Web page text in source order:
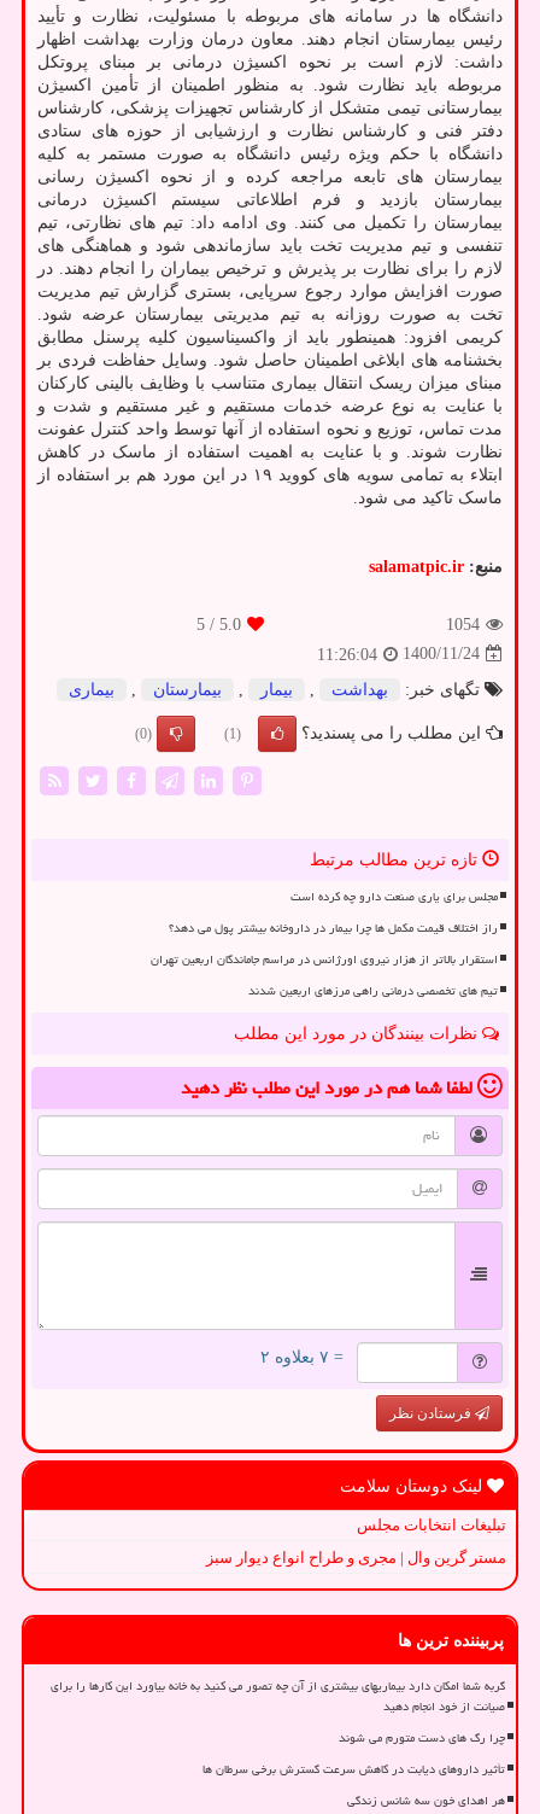
دانشگاه ها در سامانه های مربوطه با مسئولیت، نظارت و تأیید
رئیس بیمارستان انجام دهند. معاون درمان وزارت بهداشت اظهار
داشت: لازم است بر نحوه اکسیژن درمانی بر مبنای پروتکل
مربوطه باید نظارت شود. به منظور اطمینان از تأمین اکسیژن
بیمارستانی تیمی متشکل از کارشناس تجهیزات پزشکی، کارشناس
دفتر فنی و کارشناس نظارت و ارزشیابی از حوزه های ستادی
دانشگاه با حکم ویژه رئیس دانشگاه به صورت مستمر به کلیه
بیمارستان های تابعه مراجعه کرده و از نحوه اکسیژن رسانی
بیمارستان بازدید و فرم اطلاعاتی سیستم اکسیژن درمانی
بیمارستان را تکمیل می کنند. وی ادامه داد: تیم های نظارتی، تیم
تنفسی و تیم مدیریت تخت باید سازماندهی شود و هماهنگی های
لازم را برای نظارت بر پذیرش و ترخیص بیماران را انجام دهند. در
صورت افزایش موارد رجوع سرپایی، بستری گزارش تیم مدیریت
تخت به صورت روزانه به تیم مدیریتی بیمارستان عرضه شود.
کریمی افزود: همینطور باید از واکسیناسیون کلیه پرسنل مطابق
بخشنامه های ابلاغی اطمینان حاصل شود. وسایل حفاظت فردی بر
مبنای میزان ریسک انتقال بیماری متناسب با وظایف بالینی کارکنان
با عنایت به نوع عرضه خدمات مستقیم و غیر مستقیم و شدت و
مدت تماس، توزیع و نحوه استفاده از آنها توسط واحد کنترل عفونت
نظارت شوند. و با عنایت به اهمیت استفاده از ماسک در کاهش
ابتلاﺀ به تمامی سویه های کووید ۱۹ در این مورد هم بر استفاده از
ماسک تاکید می شود.
منبع: salamatpic.ir
1054
5.0
/ 5
1400/11/24
11:26:04
تگهای خبر:
بهداشت بیمار بیمارستان بیماری
این مطلب را می پسندید؟ (1)
(0)
تازه ترین مطالب مرتبط
مجلس برای یاری صنعت دارو چه کرده است
راز اختلاف قیمت مکمل ها چرا بیمار در داروخانه بیشتر پول می دهد؟
استقرار بالاتر از هزار نیروی اورژانس در مراسم جاماندگان اربعین تهران
تیم های تخصصی درمانی راهی مرزهای اربعین شدند
نظرات بینندگان در مورد این مطلب
لطفا شما همدر مورد این مطلبنظر دهید
= ۷ بعلاوه ۲
فرستادن نظر
لینک دوستان سلامت
تبلیغات انتخابات مجلس
مستر گرین وال | مجری و طراح انواع دیوار سبز
پربیننده ترین ها
گربه شما امکان دارد بیماریهای بیشتری از آن چه تصور می کنید به خانه بیاورد این کارها را برای
صیانت از خود انجام دهید
چرا رگ های دست متورم می شوند
تأثیر داروهای دیابت در کاهش سرعت گسترش برخی سرطان ها
هر اهدای خون سه شانس زندگی